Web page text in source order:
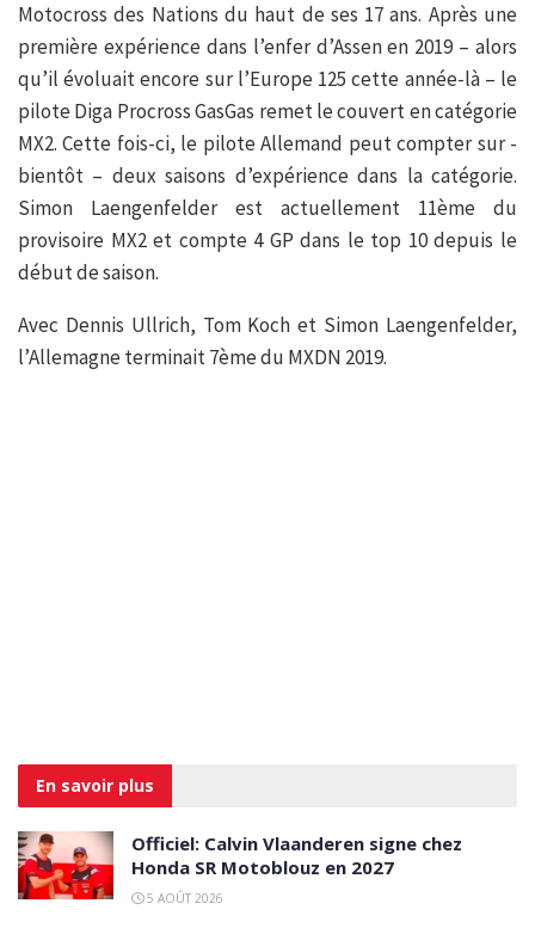
Motocross des Nations du haut de ses 17 ans. Après une
première expérience dans l’enfer d’Assen en 2019 – alors
qu’il évoluait encore sur l’Europe 125 cette année-là – le
pilote Diga Procross GasGas remet le couvert en catégorie
MX2. Cette fois-ci, le pilote Allemand peut compter sur -
bientôt – deux saisons d’expérience dans la catégorie.
Simon Laengenfelder est actuellement 11ème du
provisoire MX2 et compte 4 GP dans le top 10 depuis le
début de saison.
Avec Dennis Ullrich, Tom Koch et Simon Laengenfelder,
l’Allemagne terminait 7ème du MXDN 2019.
En savoir plus
Officiel: Calvin Vlaanderen signe chez
Honda SR Motoblouz en 2027
5 AOÛT 2026